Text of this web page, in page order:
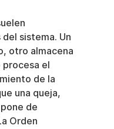
sistema. Un
otro almacena
el
de la
una queja,
de
Orden